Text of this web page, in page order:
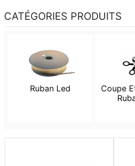
CATÉGORIES PRODUITS
Ruban Led
Coupe